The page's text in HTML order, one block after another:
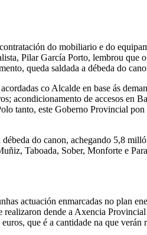
do mobiliario e do
Pilar García Porto, lembrou que
queda saldada a débeda do
co Alcalde en base ás
acondicionamento de accesos en
tanto, este Goberno Provincial
do canon, achegando 5,8
Taboada, Sober, Monforte e
actuación enmarcadas no plan
dende a Axencia
que é a cantidade na que verán